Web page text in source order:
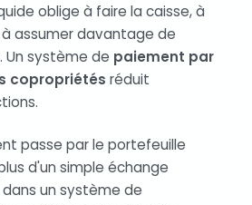
oblige à faire la caisse, à
assumer davantage de
Un système de paiement par
copropriétés réduit
passe par le portefeuille
d'un simple échange
dans un système de